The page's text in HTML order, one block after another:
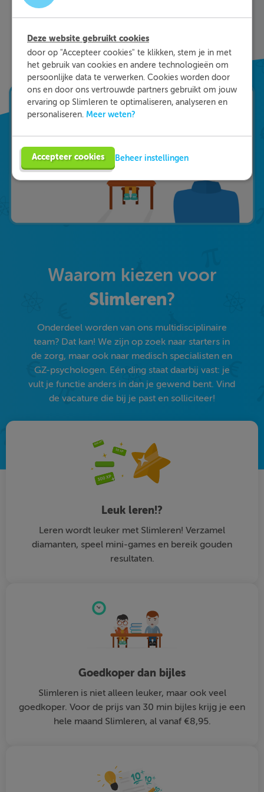
stof sneller te begrijpen. Daarnaast krijg je bij
uitleg hoe je de vraag het beste kunt oplossen.
Zo leer je sneller en effectiever; dat is pas
Slimleren!
Waarom kiezen voor
Slimleren?
Onderdeel worden van ons multidisciplinaire
team? Dat kan! We zijn op zoek naar starters in
de zorg, maar ook naar medisch specialisten en
GZ-psychologen. Eén ding staat daarbij vast: je
vult je functie anders in dan je gewend bent. Vind
de vacature die bij je past en solliciteer!
Leuk leren!?
Leren wordt leuker met Slimleren! Verzamel
diamanten, speel mini-games en bereik gouden
resultaten.
Goedkoper dan bijles
Slimleren is niet alleen leuker, maar ook veel
goedkoper. Voor de prijs van 30 min bijles krijg je een
hele maand Slimleren, al vanaf €8,95.
Deze website gebruikt cookies
door op "Accepteer cookies" te klikken, stem je in met
het gebruik van cookies en andere technologieën om
persoonlijke data te verwerken. Cookies worden door
ons en door ons vertrouwde partners gebruikt om jouw
ervaring op Slimleren te optimaliseren, analyseren en
personaliseren. Meer weten?
Accepteer cookies Beheer instellingen